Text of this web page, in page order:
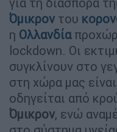
Όμικροντου
η Ολλανδία
lockdown. Οι
συγκλίνουν στο
στη χώρα μας
οδηγείται από
Όμικρον, ενώ